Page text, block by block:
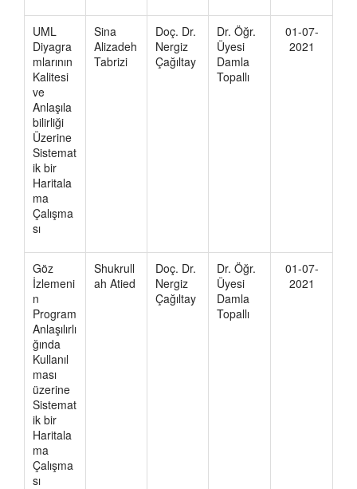
UML
Diyagra
mlarının
Kalitesi
ve
Anlaşıla
bilirliği
Üzerine
Sistemat
ik bir
Haritala
ma
Çalışma
sı
Sina
Alizadeh
Tabrizi
Doç. Dr.
Nergiz
Çağıltay
Dr. Öğr.
Üyesi
Damla
Topallı
01-07-
2021
Göz
İzlemeni
n
Program
Anlaşılırlı
ğında
Kullanıl
ması
üzerine
Sistemat
ik bir
Haritala
ma
Çalışma
sı
Shukrull
ah Atied
Doç. Dr.
Nergiz
Çağıltay
Dr. Öğr.
Üyesi
Damla
Topallı
01-07-
2021